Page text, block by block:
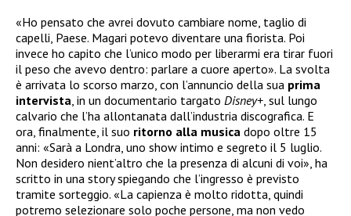
«Ho pensato che avrei dovuto cambiare nome, taglio di
capelli, Paese. Magari potevo diventare una fiorista. Poi
invece ho capito che l’unico modo per liberarmi era tirar fuori
il peso che avevo dentro: parlare a cuore aperto». La svolta
è arrivata lo scorso marzo, con l’annuncio della sua prima
intervista, in un documentario targato Disney+, sul lungo
calvario che l’ha allontanata dall’industria discografica. E
ora, finalmente, il suo ritorno alla musica dopo oltre 15
anni: «Sarà a Londra, uno show intimo e segreto il 5 luglio.
Non desidero nient’altro che la presenza di alcuni di voi», ha
scritto in una story spiegando che l’ingresso è previsto
tramite sorteggio. «La capienza è molto ridotta, quindi
potremo selezionare solo poche persone, ma non vedo